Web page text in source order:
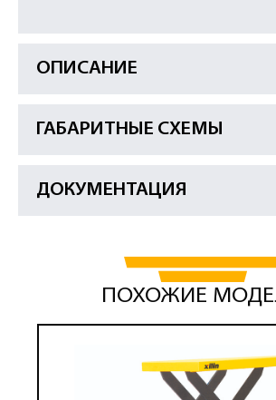
ОПИСАНИЕ
ГАБАРИТНЫЕ СХЕМЫ
ДОКУМЕНТАЦИЯ
ПОХОЖИЕ